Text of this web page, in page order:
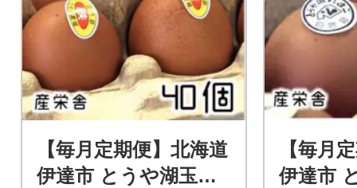
【毎月定期便】北海道
伊達市 とうや湖玉子
【毎月
伊達市